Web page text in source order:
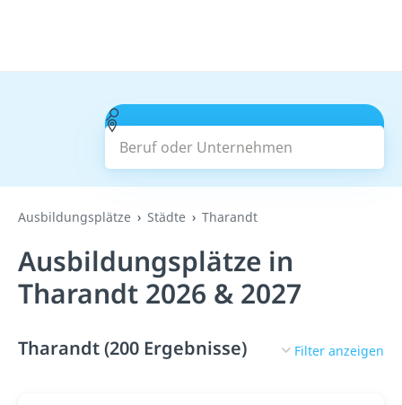
Beruf oder Unternehmen
Suchen
Ausbildungsplätze Städte Tharandt
Ausbildungsplätze in
Tharandt 2026 & 2027
Tharandt (200 Ergebnisse) Filter anzeigen